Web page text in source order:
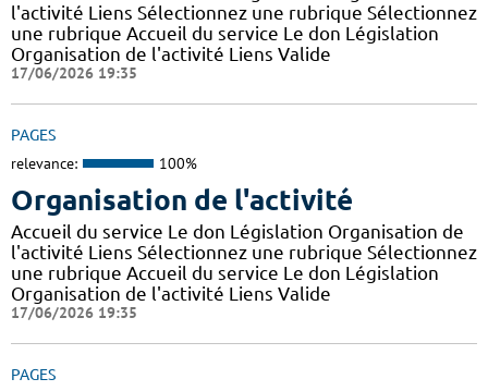
l'activité Liens Sélectionnez une rubrique Sélectionnez
une rubrique Accueil du service Le don Législation
Organisation de l'activité Liens Valide
17/06/2026 19:35
PAGES
relevance: 100%
Organisation de l'activité
Accueil du service Le don Législation Organisation de
l'activité Liens Sélectionnez une rubrique Sélectionnez
une rubrique Accueil du service Le don Législation
Organisation de l'activité Liens Valide
17/06/2026 19:35
PAGES